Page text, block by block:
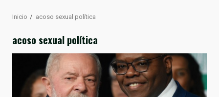
Inicio acoso sexual política
acoso sexual política